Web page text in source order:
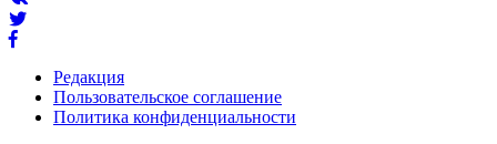
Редакция
Пользовательское соглашение
Политика конфиденциальности